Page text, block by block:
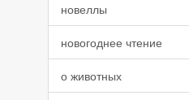
новеллы
новогоднее чтение
о животных